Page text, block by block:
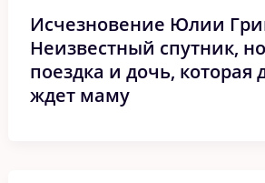
Исчезновение Юлии
Неизвестный спутник,
поездка и дочь, которая
ждет маму